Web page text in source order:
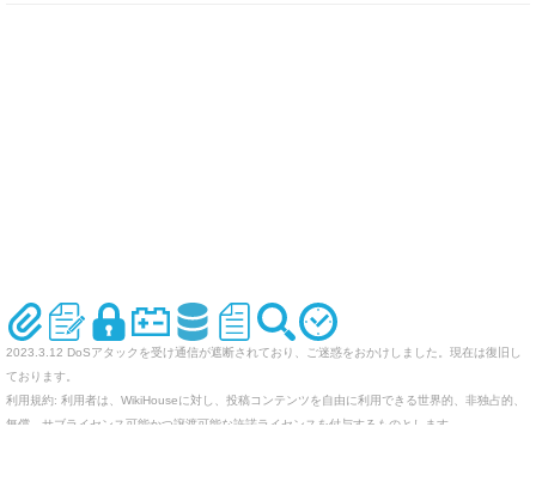
2023.3.12 DoSアタックを受け通信が遮断されており、ご迷惑をおかけしました。現在は復旧し
ております。
利用規約: 利用者は、WikiHouseに対し、投稿コンテンツを自由に利用できる世界的、非独占的、
無償、サブライセンス可能かつ譲渡可能な許諾ライセンスを付与するものとします。